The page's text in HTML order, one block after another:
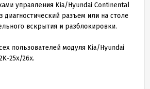
управления Kia/Hyundai Continental
диагностический разъем или на столе
вскрытия и разблокировки.
пользователей модуля Kia/Hyundai
25x/26x.